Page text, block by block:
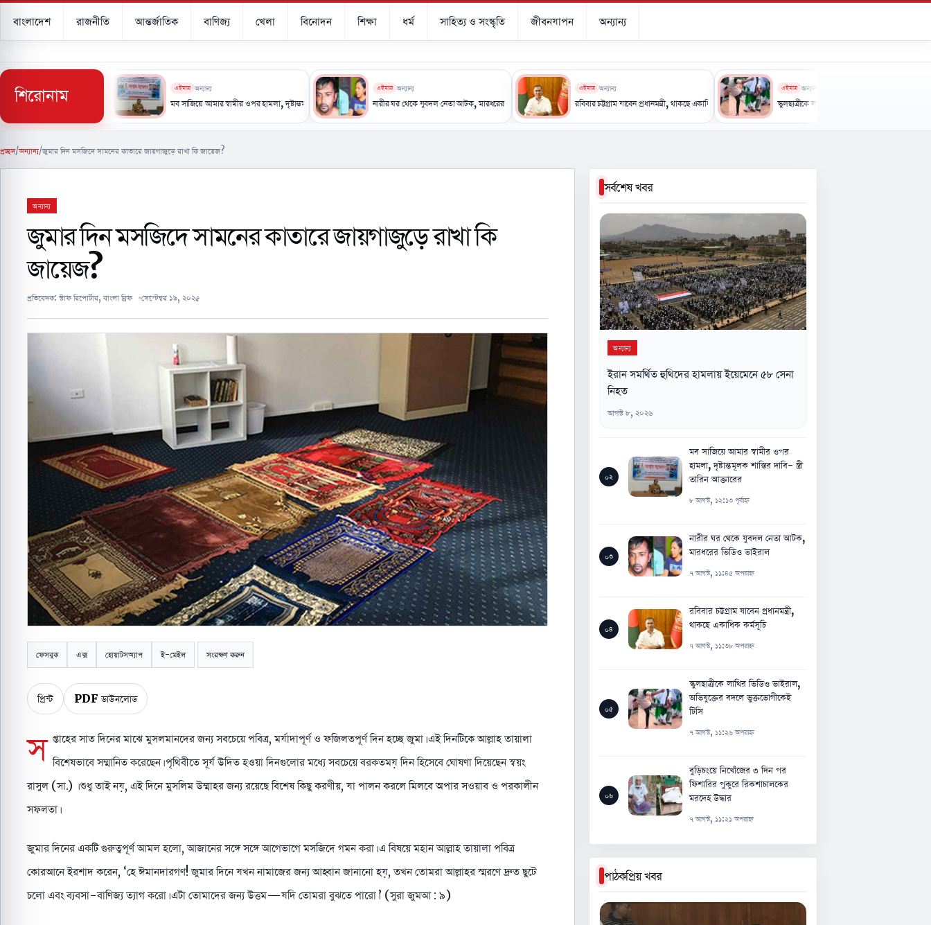
বাংলাদেশ রাজনীতি আন্তর্জাতিক বাণিজ্য খেলা বিনোদন শিক্ষা ধর্ম সাহিত্য ও সংস্কৃতি জীবনযাপন অন্যান্য
শিরোনাম
ইয়েমেনে ৫৮ সেনা নিহত
এইমাত্র অন্যান্য
মব সাজিয়ে আমার স্বামীর ওপর হামলা, দৃষ্টান্তমূলক শাস্তির দাবি- স্ত্রী তারিন আক্তারের
এইমাত্র অন্যান্য
নারীর ঘর থেকে যুবদল নেতা আটক, মারধরের ভিডিও ভাইরাল
এইমাত্র অন্যান্য
রবিবার চট্টগ্রাম যাবেন প্রধানমন্ত্রী, থাকছে একাধিক কর্মসূচি
এইমাত্র অন্যান্য
স্কুলছাত্রীকে লাথির ভিডিও ভাইরাল, অভিযুক্তের বদলে ভুক্তভোগীকেই
প্রচ্ছদ/অন্যান্য/জুমার দিন মসজিদে সামনের কাতারে জায়গাজুড়ে রাখা কি জায়েজ?
অন্যান্য
জুমার দিন মসজিদে সামনের কাতারে জায়গাজুড়ে রাখা কি
জায়েজ?
প্রতিবেদক: স্টাফ রিপোর্টার, বাংলা ব্রিফ সেপ্টেম্বর ১৯, ২০২৫
ফেসবুক এক্স হোয়াটসঅ্যাপ ই-মেইল সংরক্ষণ করুন
প্রিন্ট PDF ডাউনলোড
স প্তাহের সাত দিনের মাঝে মুসলমানদের জন্য সবচেয়ে পবিত্র, মর্যাদাপূর্ণ ও ফজিলতপূর্ণ দিন হচ্ছে জুমা। এই দিনটিকে আল্লাহ তায়ালা
বিশেষভাবে সম্মানিত করেছেন। পৃথিবীতে সূর্য উদিত হওয়া দিনগুলোর মধ্যে সবচেয়ে বরকতময় দিন হিসেবে ঘোষণা দিয়েছেন স্বয়ং
রাসুল (সা.) । শুধু তাই নয়, এই দিনে মুসলিম উম্মাহর জন্য রয়েছে বিশেষ কিছু করণীয়, যা পালন করলে মিলবে অপার সওয়াব ও পরকালীন
সফলতা।
জুমার দিনের একটি গুরুত্বপূর্ণ আমল হলো, আজানের সঙ্গে সঙ্গে আগেভাগে মসজিদে গমন করা। এ বিষয়ে মহান আল্লাহ তায়ালা পবিত্র
কোরআনে ইরশাদ করেন, ‘হে ঈমানদারগণ! জুমার দিনে যখন নামাজের জন্য আহ্বান জানানো হয়, তখন তোমরা আল্লাহর স্মরণে দ্রুত ছুটে
চলো এবং ব্যবসা-বাণিজ্য ত্যাগ করো। এটা তোমাদের জন্য উত্তম—যদি তোমরা বুঝতে পারো।’ (সুরা জুমআ : ৯)
সর্বশেষ খবর
অন্যান্য
ইরান সমর্থিত হুথিদের হামলায় ইয়েমেনে ৫৮ সেনা
নিহত
আগস্ট ৮, ২০২৬
০২
মব সাজিয়ে আমার স্বামীর ওপর
হামলা, দৃষ্টান্তমূলক শাস্তির দাবি- স্ত্রী
তারিন আক্তারের
৮ আগস্ট, ১২:১৩ পূর্বাহ্ন
০৩
নারীর ঘর থেকে যুবদল নেতা আটক,
মারধরের ভিডিও ভাইরাল
৭ আগস্ট, ১১:৪৫ অপরাহ্ন
০৪
রবিবার চট্টগ্রাম যাবেন প্রধানমন্ত্রী,
থাকছে একাধিক কর্মসূচি
৭ আগস্ট, ১১:৩৮ অপরাহ্ন
০৫
স্কুলছাত্রীকে লাথির ভিডিও ভাইরাল,
অভিযুক্তের বদলে ভুক্তভোগীকেই
টিসি
৭ আগস্ট, ১১:২৬ অপরাহ্ন
০৬
বুড়িচংয়ে নিখোঁজের ৩ দিন পর
ফিশারির পুকুরে রিকশাচালকের
মরদেহ উদ্ধার
৭ আগস্ট, ১১:২১ অপরাহ্ন
পাঠকপ্রিয় খবর